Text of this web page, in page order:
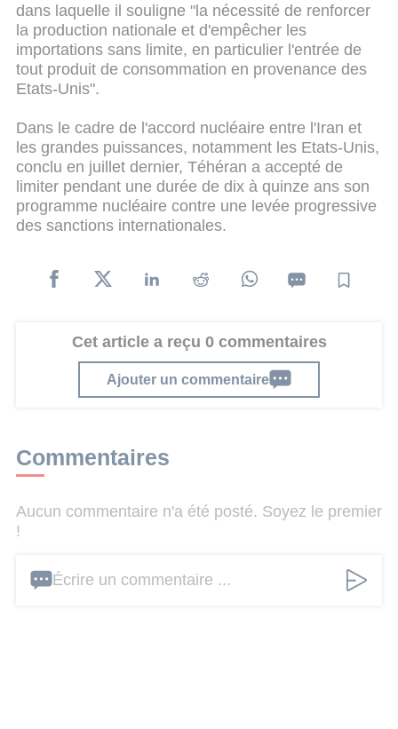
dans laquelle il souligne "la nécessité de renforcer
la production nationale et d'empêcher les
importations sans limite, en particulier l'entrée de
tout produit de consommation en provenance des
Etats-Unis".
Dans le cadre de l'accord nucléaire entre l'Iran et
les grandes puissances, notamment les Etats-Unis,
conclu en juillet dernier, Téhéran a accepté de
limiter pendant une durée de dix à quinze ans son
programme nucléaire contre une levée progressive
des sanctions internationales.
Cet article a reçu 0 commentaires
Ajouter un commentaire
Commentaires
Aucun commentaire n'a été posté. Soyez le premier
!
Écrire un commentaire ...